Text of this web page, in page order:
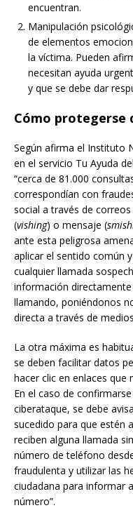
encuentran.
Manipulación
de elementos
la víctima. Pueden
necesitan ayuda
y que se debe dar
Cómo protegerse
Según afirma el Instituto
en el servicio Tu Ayuda
“cerca de 81.000
correspondían con
social a través de
(vishing) o mensaje (
ante esta peligrosa
aplicar el sentido común
cualquier llamada
información
llamando, poniéndonos
directa a través de
La otra máxima es
se deben facilitar datos
hacer clic en enlaces que
En el caso de
ciberataque, se debe
sucedido para que estén
reciben alguna llamada
número de teléfono
fraudulenta y utilizar las
ciudadana para informar
número”.